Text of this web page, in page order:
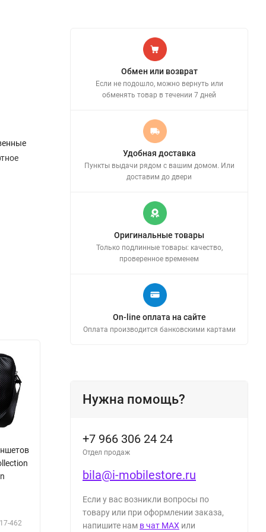
462
Обмен или возврат
Если не подошло, можно вернуть или
обменять товар в течении 7 дней
Удобная доставка
Пункты выдачи рядом с вашим домом. Или
доставим до двери
Оригинальные товары
Только подлинные товары: качество,
проверенное временем
On-line оплата на сайте
Оплата производится банковскими картами
Нужна помощь?
+7 966 306 24 24
Отдел продаж
bila@i-mobilestore.ru
Если у вас возникли вопросы по
товару или при оформлении заказа,
напишите нам в чат MAX или